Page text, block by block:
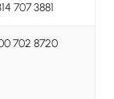
707 3881
702 8720